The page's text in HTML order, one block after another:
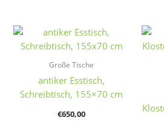
Große Tische
antiker Esstisch,
Schreibtisch, 155×70 cm
€650,00